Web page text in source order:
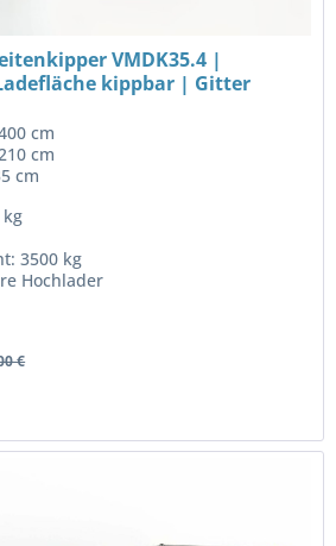
VMDK35.4 |
kippbar | Gitter
cm
cm
cm
kg
3500 kg
Hochlader
€